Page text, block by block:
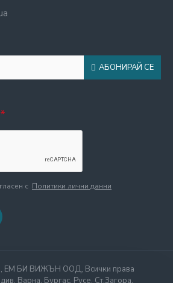
АБОНИРАЙ СЕ
с Политики лични данни
ЕМ БИ ВИЖЪН ООД, Всички права
Варна, Бургас, Русе, Ст.Загора,